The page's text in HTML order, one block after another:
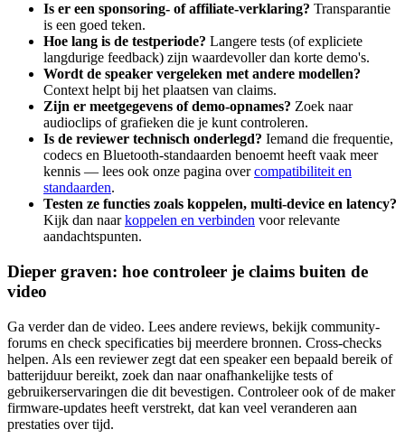
Is er een sponsoring- of affiliate-verklaring? Transparantie
is een goed teken.
Hoe lang is de testperiode? Langere tests (of expliciete
langdurige feedback) zijn waardevoller dan korte demo's.
Wordt de speaker vergeleken met andere modellen?
Context helpt bij het plaatsen van claims.
Zijn er meetgegevens of demo-opnames? Zoek naar
audioclips of grafieken die je kunt controleren.
Is de reviewer technisch onderlegd? Iemand die frequentie,
codecs en Bluetooth-standaarden benoemt heeft vaak meer
kennis — lees ook onze pagina overcompatibiliteit en
standaarden.
Testen ze functies zoals koppelen, multi-device en latency?
Kijk dan naarkoppelen en verbinden voor relevante
aandachtspunten.
Dieper graven: hoe controleer je claims buiten de
video
Ga verder dan de video. Lees andere reviews, bekijk community-
forums en check specificaties bij meerdere bronnen. Cross-checks
helpen. Als een reviewer zegt dat een speaker een bepaald bereik of
batterijduur bereikt, zoek dan naar onafhankelijke tests of
gebruikerservaringen die dit bevestigen. Controleer ook of de maker
firmware-updates heeft verstrekt, dat kan veel veranderen aan
prestaties over tijd.